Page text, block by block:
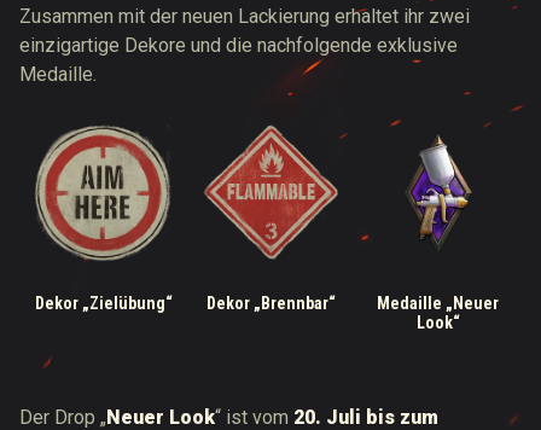
Zusammen mit der neuen Lackierung erhaltet ihr zwei
einzigartige Dekore und die nachfolgende exklusive
Medaille.
Dekor „Zielübung“ Dekor „Brennbar“
Medaille „Neuer
Look“
Der Drop „Neuer Look“ ist vom 20. Juli bis zum